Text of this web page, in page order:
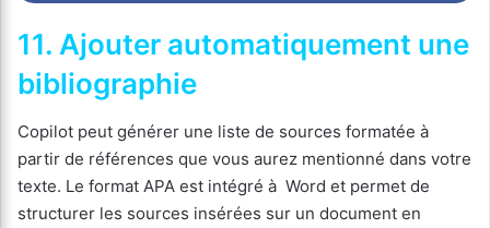
11. Ajouter automatiquement une
bibliographie
Copilot peut générer une liste de sources formatée à
partir de références que vous aurez mentionné dans votre
texte. Le format APA est intégré à Word et permet de
structurer les sources insérées sur un document en